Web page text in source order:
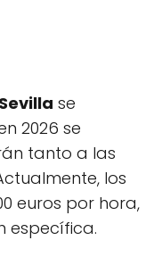
se
2026 se
tanto a las
los
euros por hora,
específica.